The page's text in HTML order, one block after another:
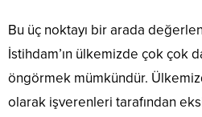
Bu üç noktayı bir arada
İstihdam’ın ülkemizde çok çok
öngörmek mümkündür.
olarak işverenleri tarafından